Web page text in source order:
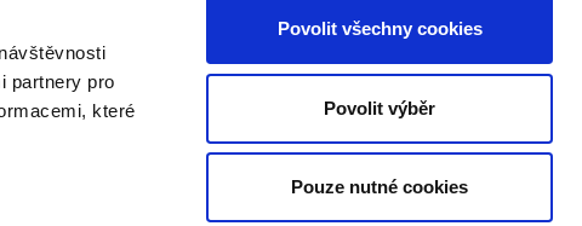
partnery pro
které
Povolit všechny cookies
Povolit výběr
Pouze nutné cookies